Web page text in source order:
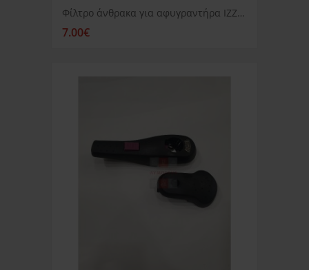
Φίλτρο άνθρακα για αφυγραντήρα IZZY DPA16E
7.00€